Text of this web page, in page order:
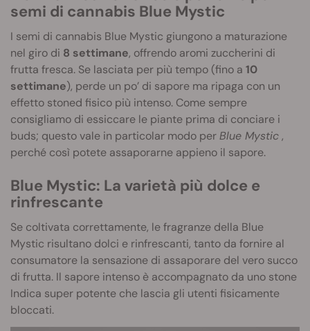
semi di cannabis Blue Mystic
I semi di cannabis Blue Mystic giungono a maturazione
nel giro di 8 settimane, offrendo aromi zuccherini di
frutta fresca. Se lasciata per più tempo (fino a 10
settimane), perde un po’ di sapore ma ripaga con un
effetto stoned fisico più intenso. Come sempre
consigliamo di essiccare le piante prima di conciare i
buds; questo vale in particolar modo perBlue Mystic,
perché così potete assaporarne appieno il sapore.
Blue Mystic: La varietà più dolce e
rinfrescante
Se coltivata correttamente, le fragranze della Blue
Mystic risultano dolci e rinfrescanti, tanto da fornire al
consumatore la sensazione di assaporare del vero succo
di frutta. Il sapore intenso è accompagnato da uno stone
Indica super potente che lascia gli utenti fisicamente
bloccati.